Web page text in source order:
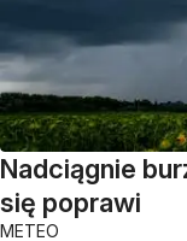
Nadciągnie
się poprawi
METEO